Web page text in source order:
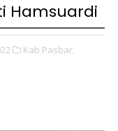
Hamsuardi
Kab Pasbar,